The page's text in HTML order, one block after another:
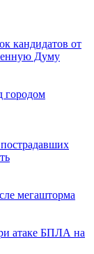
кандидатов от
Думу
городом
мегашторма
атаке БПЛА на